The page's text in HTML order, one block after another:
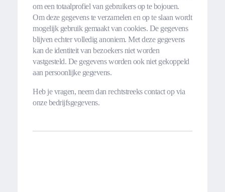
om een totaalprofiel van gebruikers op te bojouen.
Om deze gegevens te verzamelen en op te slaan wordt
mogelijk gebruik gemaakt van cookies. De gegevens
blijven echter volledig anoniem. Met deze gegevens
kan de identiteit van bezoekers niet worden
vastgesteld. De gegevens worden ook niet gekoppeld
aan persoonlijke gegevens.
Heb je vragen, neem dan rechtstreeks contact op via
onze bedrijfsgegevens.